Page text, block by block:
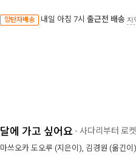
양탄자배송 내일 아침 7시 출근전 배송 지
달에 가고 싶어요 - 사다리부터 로
마쓰오카 도오루 (지은이), 김경원 (옮긴이